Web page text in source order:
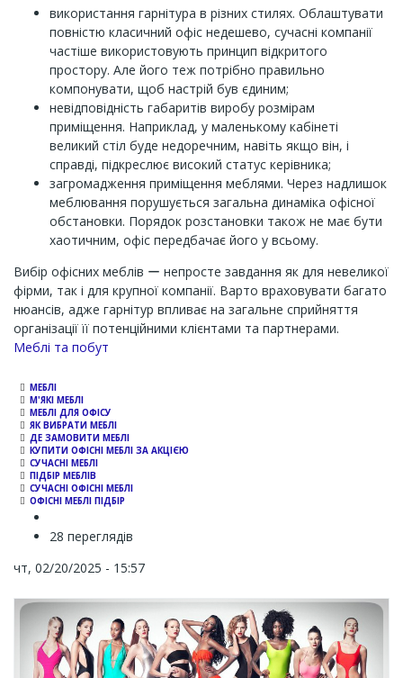
використання гарнітура в різних стилях. Облаштувати
повністю класичний офіс недешево, сучасні компанії
частіше використовують принцип відкритого
простору. Але його теж потрібно правильно
компонувати, щоб настрій був єдиним;
невідповідність габаритів виробу розмірам
приміщення. Наприклад, у маленькому кабінеті
великий стіл буде недоречним, навіть якщо він, і
справді, підкреслює високий статус керівника;
загромадження приміщення меблями. Через надлишок
меблювання порушується загальна динаміка офісної
обстановки. Порядок розстановки також не має бути
хаотичним, офіс передбачає його у всьому.
Вибір офісних меблів ー непросте завдання як для невеликої
фірми, так і для крупної компанії. Варто враховувати багато
нюансів, адже гарнітур впливає на загальне сприйняття
організації її потенційними клієнтами та партнерами.
Channel
Меблі та побут
МЕБЛІ
М'ЯКІ МЕБЛІ
МЕБЛІ ДЛЯ ОФІСУ
ЯК ВИБРАТИ МЕБЛІ
ДЕ ЗАМОВИТИ МЕБЛІ
КУПИТИ ОФІСНІ МЕБЛІ ЗА АКЦІЄЮ
СУЧАСНІ МЕБЛІ
ПІДБІР МЕБЛІВ
СУЧАСНІ ОФІСНІ МЕБЛІ
ОФІСНІ МЕБЛІ ПІДБІР
28 переглядів
чт, 02/20/2025 - 15:57